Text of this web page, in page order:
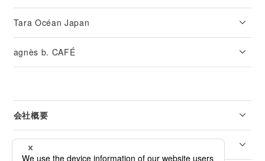
Tara Océan Japan
agnès b. CAFÉ
会社概要
リーガル